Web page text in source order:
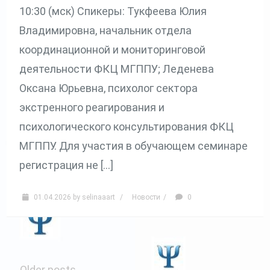
10:30 (мск) Спикеры: Тукфеева Юлия
Владимировна, начальник отдела
координационной и мониторинговой
деятельности ФКЦ МГППУ; Леденева
Оксана Юрьевна, психолог сектора
экстренного реагирования и
психологического консультирования ФКЦ
МГППУ. Для участия в обучающем семинаре
регистрация не […]
01.04.2026 by selinaaart / Новости / 0